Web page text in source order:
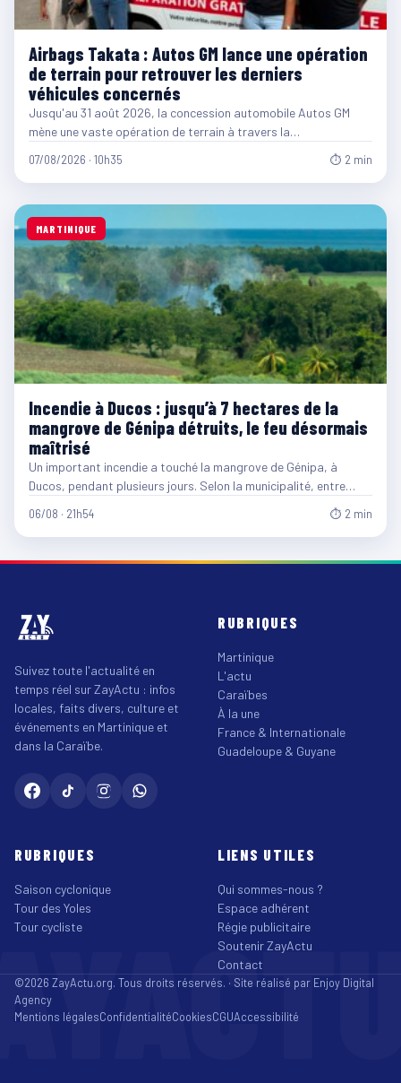
Airbags Takata : Autos GM lance une opération
de terrain pour retrouver les derniers
véhicules concernés
Jusqu'au 31 août 2026, la concession automobile Autos GM
mène une vaste opération de terrain à travers la…
07/08/2026 · 10h35 ⏱ 2 min
MARTINIQUE
Incendie à Ducos : jusqu’à 7 hectares de la
mangrove de Génipa détruits, le feu désormais
maîtrisé
Un important incendie a touché la mangrove de Génipa, à
Ducos, pendant plusieurs jours. Selon la municipalité, entre…
06/08 · 21h54 ⏱ 2 min
Suivez toute l'actualité en
temps réel sur ZayActu : infos
locales, faits divers, culture et
événements en Martinique et
dans la Caraïbe.
RUBRIQUES
Martinique
L'actu
Caraïbes
À la une
France & Internationale
Guadeloupe & Guyane
RUBRIQUES
Saison cyclonique
Tour des Yoles
Tour cycliste
LIENS UTILES
Qui sommes-nous ?
Espace adhérent
Régie publicitaire
Soutenir ZayActu
Contact
©2026 ZayActu.org. Tous droits réservés. · Site réalisé par Enjoy Digital
Agency
Mentions légalesConfidentialitéCookiesCGUAccessibilité